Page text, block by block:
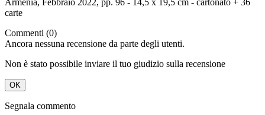
Armenia, Febbraio 2022, pp. 96 - 14,5 x 19,5 cm - cartonato + 36
carte
Commenti (0)
Ancora nessuna recensione da parte degli utenti.
Non è stato possibile inviare il tuo giudizio sulla recensione
OK
Segnala commento